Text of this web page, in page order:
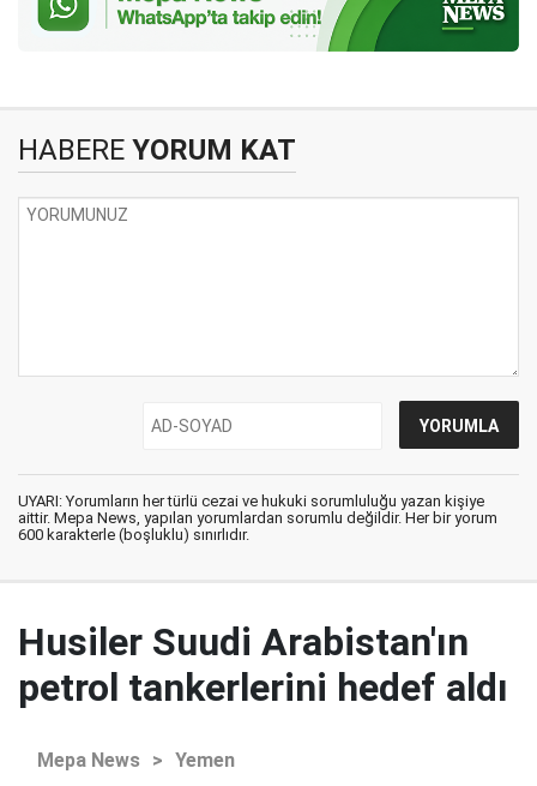
HABERE YORUM KAT
UYARI: Yorumların her türlü cezai ve hukuki sorumluluğu yazan kişiye
aittir. Mepa News, yapılan yorumlardan sorumlu değildir. Her bir yorum
600 karakterle (boşluklu) sınırlıdır.
Husiler Suudi Arabistan'ın
petrol tankerlerini hedef aldı
Mepa News > Yemen